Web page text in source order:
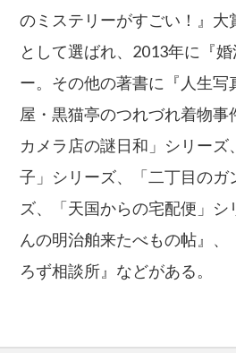
のミステリーがすごい！』大
として選ばれ、2013年に『
ー。その他の著書に『人生写
屋・黒猫亭のつれづれ着物事
カメラ店の謎日和」シリーズ
子」シリーズ、「二丁目のガ
ズ、「天国からの宅配便」シ
んの明治舶来たべもの帖』、
ろず相談所』などがある。